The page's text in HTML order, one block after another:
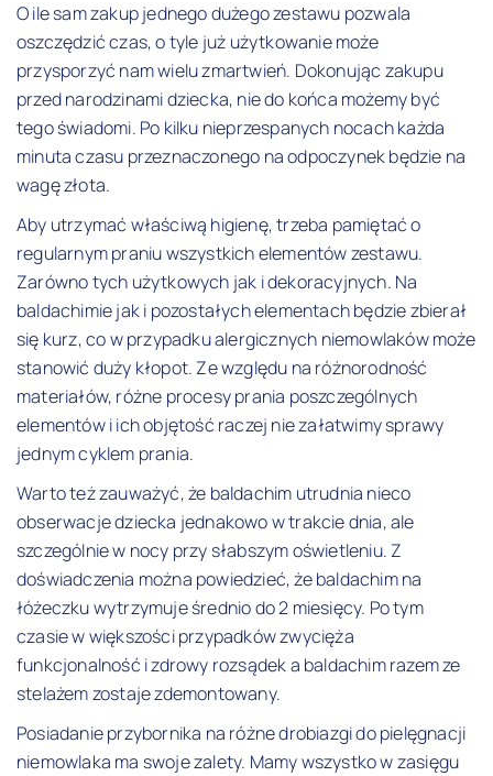
O ile sam zakup jednego dużego zestawu pozwala
oszczędzić czas, o tyle już użytkowanie może
przysporzyć nam wielu zmartwień. Dokonując zakupu
przed narodzinami dziecka, nie do końca możemy być
tego świadomi. Po kilku nieprzespanych nocach każda
minuta czasu przeznaczonego na odpoczynek będzie na
wagę złota.
Aby utrzymać właściwą higienę, trzeba pamiętać o
regularnym praniu wszystkich elementów zestawu.
Zarówno tych użytkowych jak i dekoracyjnych. Na
baldachimie jak i pozostałych elementach będzie zbierał
się kurz, co w przypadku alergicznych niemowlaków może
stanowić duży kłopot. Ze względu na różnorodność
materiałów, różne procesy prania poszczególnych
elementów i ich objętość raczej nie załatwimy sprawy
jednym cyklem prania.
Warto też zauważyć, że baldachim utrudnia nieco
obserwacje dziecka jednakowo w trakcie dnia, ale
szczególnie w nocy przy słabszym oświetleniu. Z
doświadczenia można powiedzieć, że baldachim na
łóżeczku wytrzymuje średnio do 2 miesięcy. Po tym
czasie w większości przypadków zwycięża
funkcjonalność i zdrowy rozsądek a baldachim razem ze
stelażem zostaje zdemontowany.
Posiadanie przybornika na różne drobiazgi do pielęgnacji
niemowlaka ma swoje zalety. Mamy wszystko w zasięgu